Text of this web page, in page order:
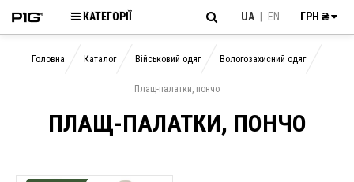
КАТЕГОРІЇ UA EN ГРН ₴
Головна Каталог Військовий одяг Вологозахисний одяг
Плащ-палатки, пончо
ПЛАЩ-ПАЛАТКИ, ПОНЧО